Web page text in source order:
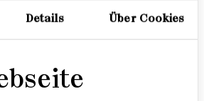
Details Über Cookies
und Schotter-
in den öffentlichen